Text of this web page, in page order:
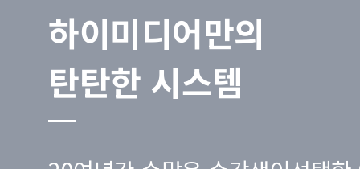
하이미디어만의
탄탄한 시스템